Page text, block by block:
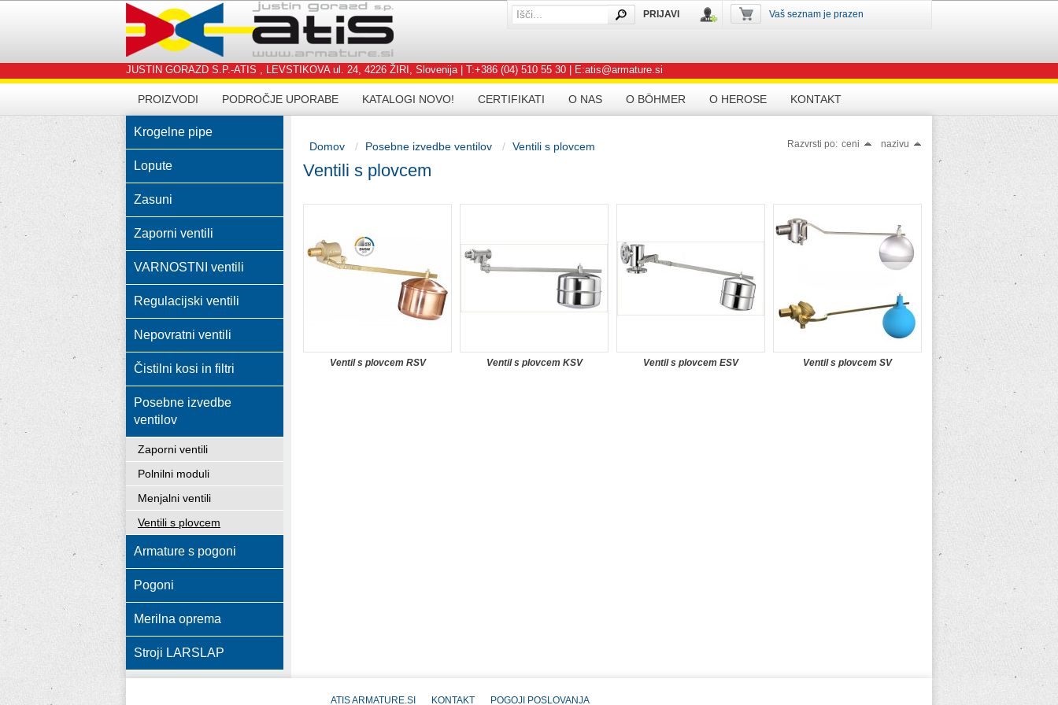
IŠČI PRIJAVI Vaš seznam je prazen
JUSTIN GORAZD S.P.-ATIS , LEVSTIKOVA ul. 24, 4226 ŽIRI, Slovenija | T:+386 (04) 510 55 30 | E:atis@armature.si
PROIZVODI PODROČJE UPORABE KATALOGI NOVO! CERTIFIKATI O NAS O BÖHMER O HEROSE KONTAKT
Krogelne pipe
Lopute
Zasuni
Zaporni ventili
VARNOSTNI ventili
Regulacijski ventili
Nepovratni ventili
Čistilni kosi in filtri
Posebne izvedbe
ventilov
Zaporni ventili
Polnilni moduli
Menjalni ventili
Ventili s plovcem
Armature s pogoni
Pogoni
Merilna oprema
Stroji LARSLAP
Domov Posebne izvedbe ventilov Ventili s plovcem Razvrsti po: ceni nazivu
Ventili s plovcem
Ventil s plovcem RSV Ventil s plovcem KSV Ventil s plovcem ESV Ventil s plovcem SV
ATIS ARMATURE.SI KONTAKT POGOJI POSLOVANJA